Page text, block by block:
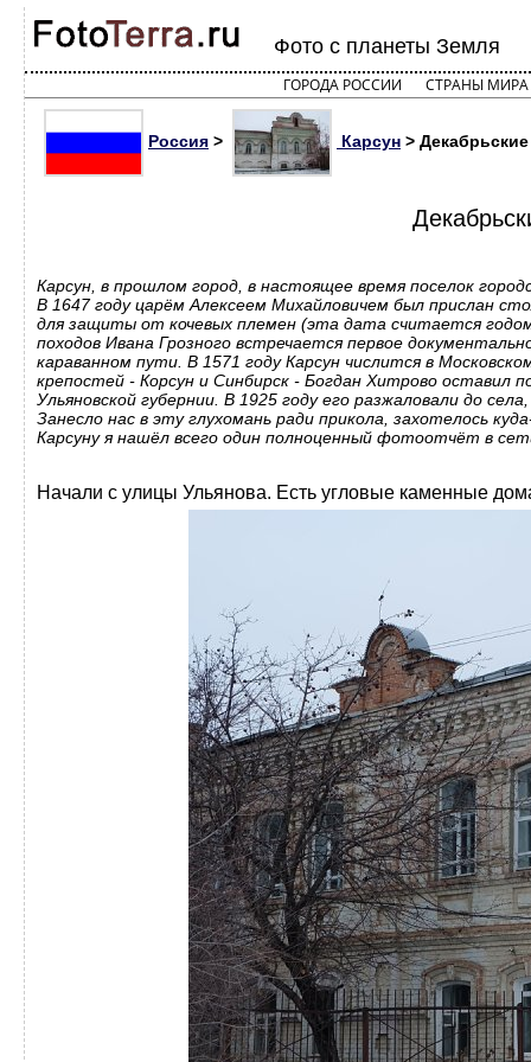
Фото с планеты Земля
ГОРОДА РОССИИ СТРАНЫ МИРА
Россия > Карсун >
Карсун, в прошлом город, в настоящее время поселок
В 1647 году царём Алексеем Михайловичем был прислан
для защиты от кочевых племен (эта дата считается
походов Ивана Грозного встречается первое
караванном пути. В 1571 году Карсун числится в
крепостей - Корсун и Синбирск - Богдан Хитрово оставил
Ульяновской губернии. В 1925 году его разжаловали до
Занесло нас в эту глухомань ради прикола, захотелось
Карсуну я нашёл всего один полноценный фотоотчёт в
Начали с улицы Ульянова. Есть угловые каменные